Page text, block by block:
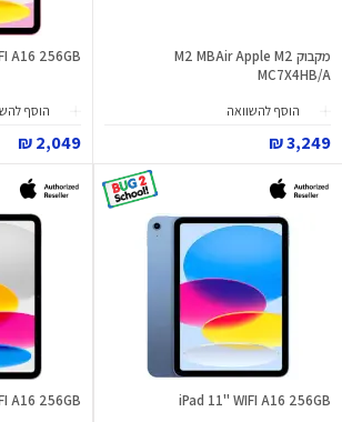
מקבוק M2 MBAir Apple M2
MC7X4HB/A
הוסף להשוואה
3,249 ₪
A16 256GB
הוסף
2,049 ₪
iPad 11" WIFI A16 256GB
A16 256GB